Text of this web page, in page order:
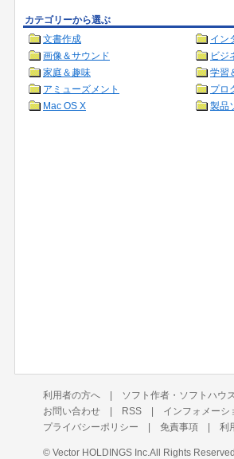
カテゴリーから選ぶ
文書作成
イン
画像＆サウンド
ビジ
家庭＆趣味
学習
アミューズメント
プロ
Mac OS X
製品
利用者の方へ | ソフト作者・ソフトハウ
お問い合わせ | RSS | インフォメーシ
プライバシーポリシー | 免責事項 | 利
© Vector HOLDINGS Inc. All Rights Reserved.